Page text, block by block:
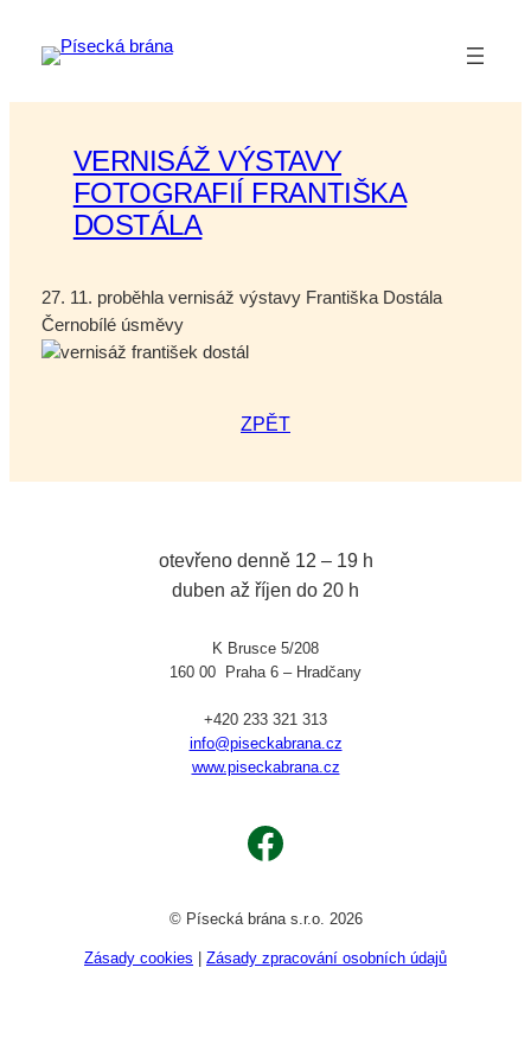
VERNISÁŽ VÝSTAVY
FOTOGRAFIÍ FRANTIŠKA
DOSTÁLA
27. 11. proběhla vernisáž výstavy Františka Dostála
Černobílé úsměvy
ZPĚT
otevřeno denně 12 – 19 h
duben až říjen do 20 h
K Brusce 5/208
160 00 Praha 6 – Hradčany
+420 233 321 313
info@piseckabrana.cz
www.piseckabrana.cz
Facebook
© Písecká brána s.r.o. 2026
Zásady cookies | Zásady zpracování osobních údajů